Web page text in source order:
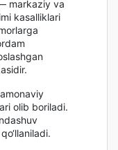
markaziy va
kasalliklari
olib boriladi.